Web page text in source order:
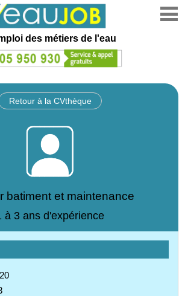
des métiers de l'eau
Retour à la CVthèque
batiment et maintenance
à 3 ans d'expérience